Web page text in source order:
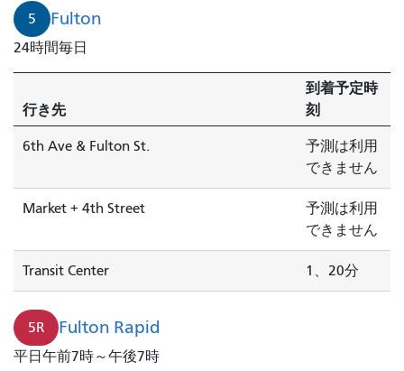
ン
発
ト
ラ
ン
ジ
ッ
セ
ン
ー
行
き
は
1
分
5 Fulton
24時間毎日
行き先
到着予定時
刻
6th Ave & Fulton St.
予測は利用
できません
Market + 4th Street
予測は利用
できません
Transit Center 1、20分
5R Fulton Rapid
平日午前7時～午後7時